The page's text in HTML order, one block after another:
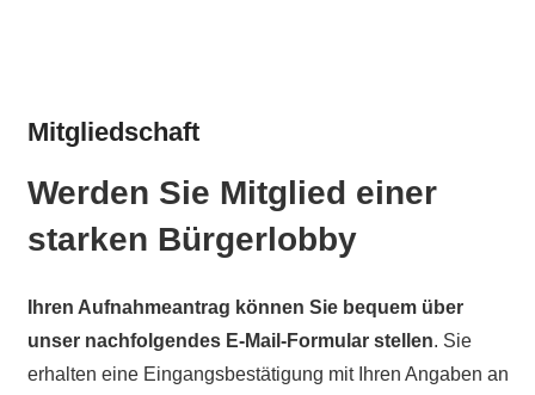
Mitgliedschaft
Werden Sie Mitglied einer
starken Bürgerlobby
Ihren Aufnahmeantrag können Sie bequem über
unser nachfolgendes E-Mail-Formular stellen. Sie
erhalten eine Eingangsbestätigung mit Ihren Angaben an